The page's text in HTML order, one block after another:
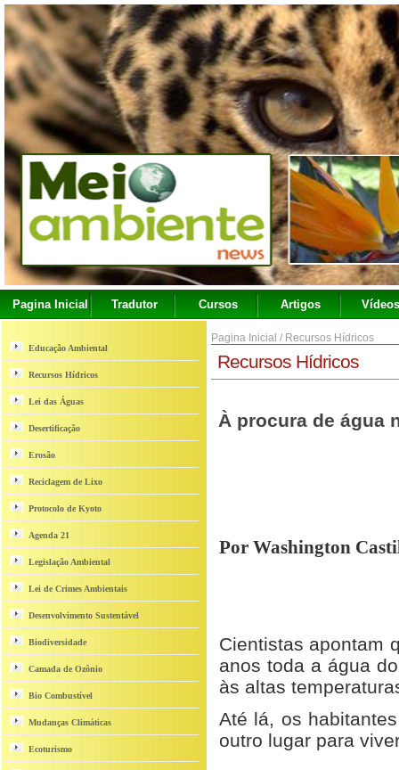
Pagina Inicial Tradutor Cursos Artigos Vídeos
Educação Ambiental
Recursos Hídricos
Lei das Águas
Desertificação
Erosão
Reciclagem de Lixo
Protocolo de Kyoto
Agenda 21
Legislação Ambiental
Lei de Crimes Ambientais
Desenvolvimento Sustentável
Biodiversidade
Camada de Ozônio
Bio Combustível
Mudanças Climáticas
Ecoturismo
Pagina Inicial / Recursos Hídricos
Recursos Hídricos
À procura de água
Por Washington
Cientistas apontam
anos toda a água
às altas
Até lá, os
outro lugar para